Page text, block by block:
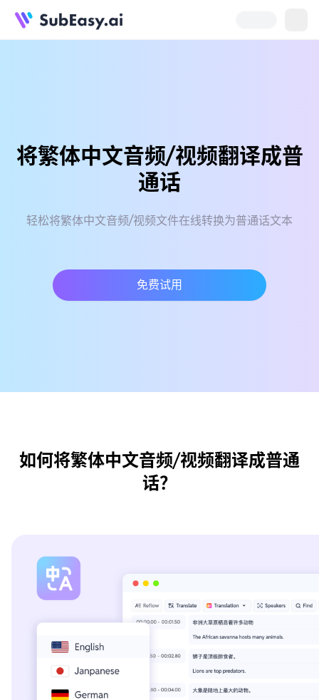
将繁体中文音频/视频翻译成普
通话
轻松将繁体中文音频/视频文件在线转换为普通话文本
免费试用
如何将繁体中文音频/视频翻译成普通
话？